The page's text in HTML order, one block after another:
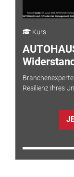
Kurs
Resilienz Ihres